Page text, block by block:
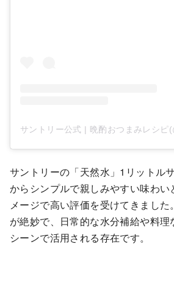
サントリーの「天然水」1リットル
からシンプルで親しみやすい味わい
メージで高い評価を受けてきまし
が絶妙で、日常的な水分補給や料
シーンで活用される存在です。